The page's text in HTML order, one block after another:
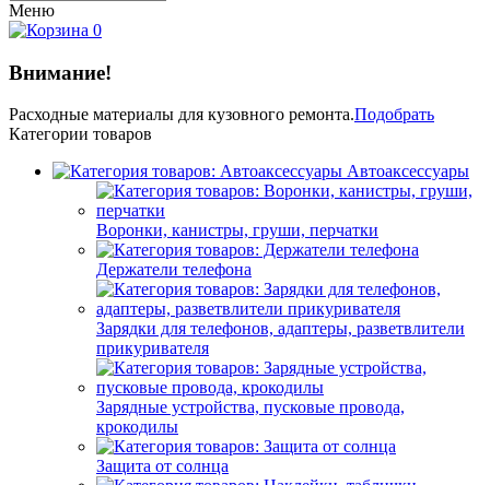
Меню
0
Внимание!
Расходные материалы для кузовного ремонта.Подобрать
Категории товаров
Автоаксессуары
Воронки, канистры, груши, перчатки
Держатели телефона
Зарядки для телефонов, адаптеры, разветвлители
прикуривателя
Зарядные устройства, пусковые провода,
крокодилы
Защита от солнца